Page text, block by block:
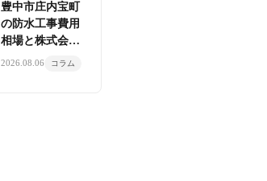
豊中市庄内宝町
の防水工事費用
相場と株式会社
明康の施工品質
2026.08.06 コラム